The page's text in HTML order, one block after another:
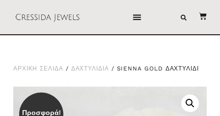
ΑΡΧΙΚΗ ΣΕΛΙΔΑ / ΔΑΧΤΥΛΙΔΙΑ / SIENNA GOLD ΔΑΧΤΥΛΙΔΙ
Προσφορά!